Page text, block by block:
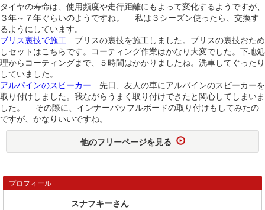
タイヤの寿命は、使用頻度や走行距離にもよって変化するようですが、
３年～７年ぐらいのようですね。 私は３シーズン使ったら、交換す
るようにしています。
ブリス裏技で施工 ブリスの裏技を施工しました。ブリスの裏技おため
しセットはこちらです。コーティング作業はかなり大変でした。下地処
理からコーティングまで、５時間はかかりましたね。洗車してぐったり
していました。
アルパインのスピーカー 先日、友人の車にアルパインのスピーカーを
取り付けしました。我ながらうまく取り付けできたと関心してしまいま
した。 その際に、インナーバッフルボードの取り付けもしてみたの
ですが、かなりいいですね。
他のフリーページを見る
プロフィール
スナフキーさん